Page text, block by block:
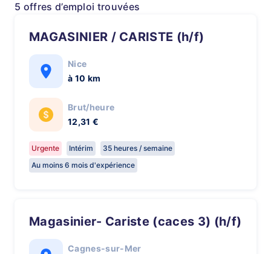
5 offres d’emploi trouvées
MAGASINIER / CARISTE (h/f)
Nice
à 10 km
Brut/heure
12,31 €
Urgente Intérim
35 heures / semaine
Au moins 6 mois d'expérience
Magasinier- Cariste (caces 3) (h/f)
Cagnes-sur-Mer